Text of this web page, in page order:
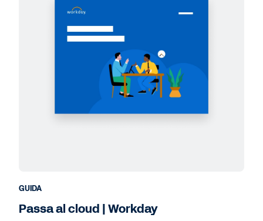
GUIDA
Passa al cloud | Workday